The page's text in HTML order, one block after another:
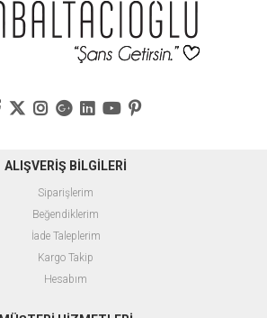
ALIŞVERİŞ BİLGİLERİ
Siparişlerim
Beğendiklerim
İade Taleplerim
Kargo Takip
Hesabım